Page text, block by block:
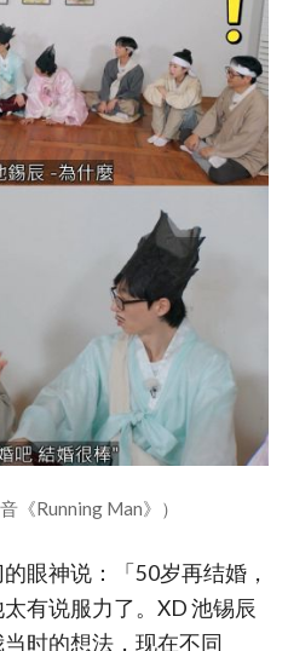
《Running Man》）
眼神说：「50岁再结婚，
有说服力了。XD 池锡辰
时的想法，现在不同